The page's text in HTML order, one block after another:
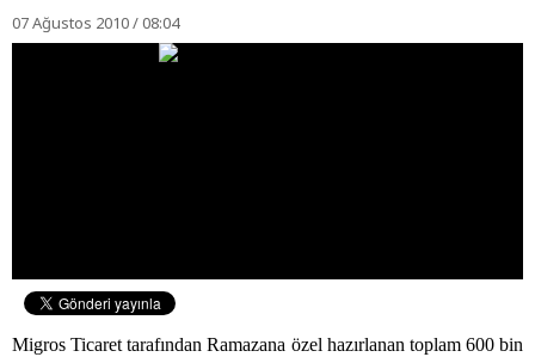
07 Ağustos 2010 / 08:04
Migros Ticaret tarafından Ramazana özel hazırlanan toplam 600 bin